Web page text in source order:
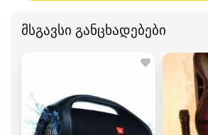
მსგავსი განცხადებები